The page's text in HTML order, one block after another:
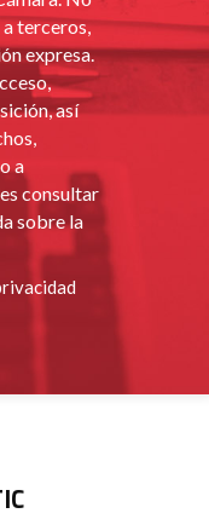
terceros,
expresa.
así
a
consultar
sobre la